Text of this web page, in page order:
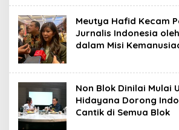
Meutya Hafid Kecam
Jurnalis Indonesia
dalam Misi
Non Blok Dinilai Mulai
Hidayana Dorong
Cantik di Semua Blok